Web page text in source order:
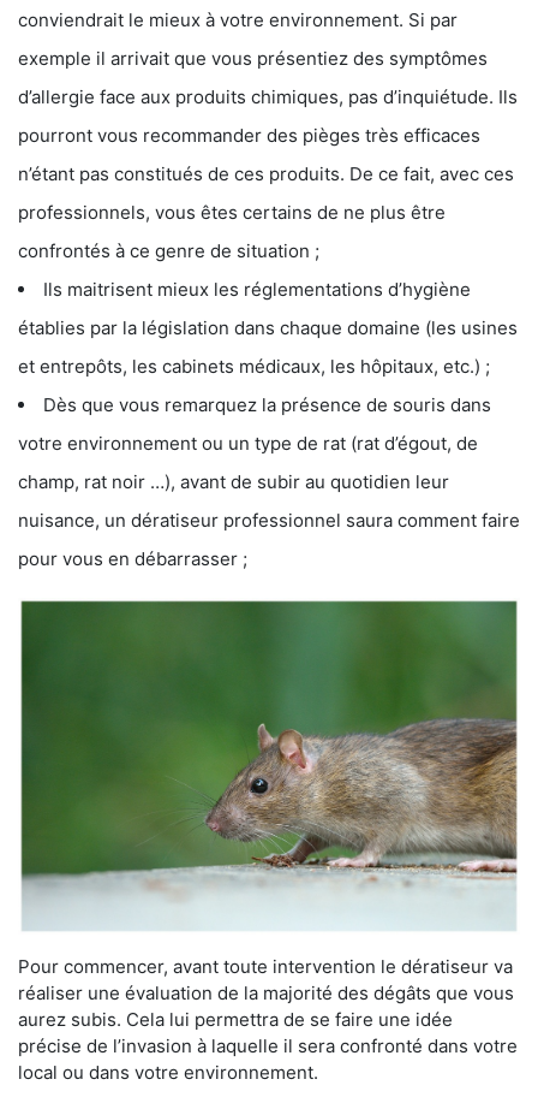
conviendrait le mieux à votre environnement. Si par
exemple il arrivait que vous présentiez des symptômes
d’allergie face aux produits chimiques, pas d’inquiétude. Ils
pourront vous recommander des pièges très efficaces
n’étant pas constitués de ces produits. De ce fait, avec ces
professionnels, vous êtes certains de ne plus être
confrontés à ce genre de situation ;
Ils maitrisent mieux les réglementations d’hygiène
établies par la législation dans chaque domaine (les usines
et entrepôts, les cabinets médicaux, les hôpitaux, etc.) ;
Dès que vous remarquez la présence de souris dans
votre environnement ou un type de rat (rat d’égout, de
champ, rat noir …), avant de subir au quotidien leur
nuisance, un dératiseur professionnel saura comment faire
pour vous en débarrasser ;
Pour commencer, avant toute intervention le dératiseur va
réaliser une évaluation de la majorité des dégâts que vous
aurez subis. Cela lui permettra de se faire une idée
précise de l’invasion à laquelle il sera confronté dans votre
local ou dans votre environnement.